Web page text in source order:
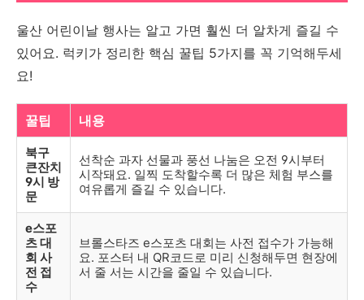
울산 어린이날 행사는 알고 가면 훨씬 더 알차게 즐길 수
있어요. 럭키가 정리한 핵심 꿀팁 5가지를 꼭 기억해두세
요!
꿀팁 내용
북구
큰잔치
9시 방
문
선착순 과자 선물과 풍선 나눔은 오전 9시부터
시작돼요. 일찍 도착할수록 더 많은 체험 부스를
여유롭게 즐길 수 있습니다.
e스포
츠 대
회 사
전 접
수
브롤스타즈 e스포츠 대회는 사전 접수가 가능해
요. 포스터 내 QR코드로 미리 신청해두면 현장에
서 줄 서는 시간을 줄일 수 있습니다.